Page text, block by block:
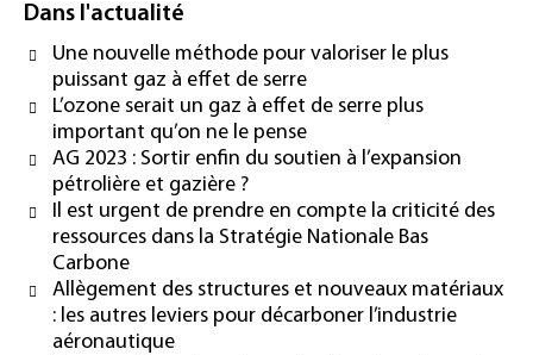
Dans l'actualité
Une nouvelle méthode pour valoriser le plus
puissant gaz à effet de serre
L’ozone serait un gaz à effet de serre plus
important qu’on ne le pense
AG 2023 : Sortir enfin du soutien à l’expansion
pétrolière et gazière ?
Il est urgent de prendre en compte la criticité des
ressources dans la Stratégie Nationale Bas
Carbone
Allègement des structures et nouveaux matériaux
: les autres leviers pour décarboner l’industrie
aéronautique